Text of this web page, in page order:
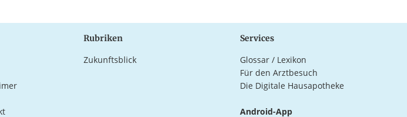
Rubriken
Zukunftsblick
Services
Glossar / Lexikon
Für den Arztbesuch
Die Digitale Hausapotheke
Android-App